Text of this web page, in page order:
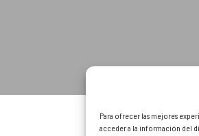
Para ofrecer las mejores
acceder a la información del